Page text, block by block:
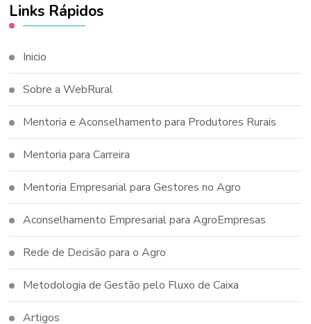
Links Rápidos
Inicio
Sobre a WebRural
Mentoria e Aconselhamento para Produtores Rurais
Mentoria para Carreira
Mentoria Empresarial para Gestores no Agro
Aconselhamento Empresarial para AgroEmpresas
Rede de Decisão para o Agro
Metodologia de Gestão pelo Fluxo de Caixa
Artigos